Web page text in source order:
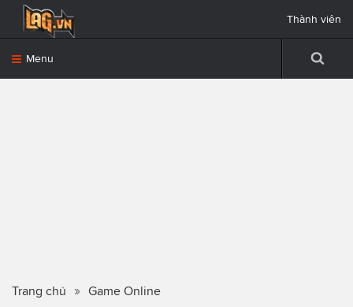
Menu
Thành viên
Trang chủ Game Online